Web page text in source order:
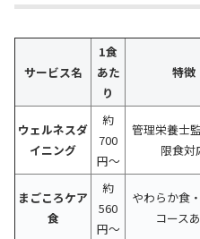
サービス名
1食
あた
り
特徴
ウェルネスダ
イニング
約
700
円〜
管理栄養士
限食対
まごころケア
食
約
560
円〜
やわらか食
コース